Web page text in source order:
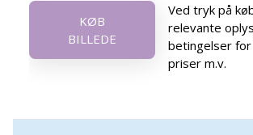
KØB
BILLEDE
Ved tryk på
relevante
betingelser
priser m.v.